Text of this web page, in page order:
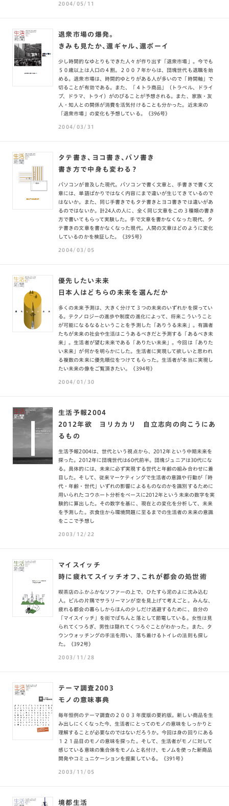
2004/05/11
退衆市場の爆発。
きみも見たか、還ギャル、還ボーイ
少し時間的なゆとりもできた人々が作り出す「退衆市場」。今でも
５０歳以上は人口の４割。２００７年からは、団塊世代も退職を始
める。退衆市場は、時間的ゆとりがある人が多いので「時間軸」で
切ることが有効である。また、「４トラ商品」（トラベル、ドライ
ブ、ドラマ、トライ）がのびることが予想される。また、家族・友
人・知人との関係が消費を活気付けることも分かった。近未来の
「退衆市場」の変化も予想している。《396号》
2004/03/31
タテ書き、ヨコ書き、パソ書き
書き方で中身も変わる？
パソコンが普及した現代。パソコンで書く文章と、手書きで書く文
章には、単語ばかりではなく内容にまで違いが生じてきているので
はないか。また、同じ手書きでもタテ書きとヨコ書きでは違いがあ
るのではないか。計24人の人に、全く同じ文章をこの３種類の書き
方で書いてもらって実験した。手で文章を書かなくなった現代、タ
テ書きの文章を書かなくなった現代。人間の文章はどのように変化
しているのかを検証した。《395号》
2004/03/05
優先したい未来
日本人はどちらの未来を選んだか
多くの未来予測は、大きく分けて３つの未来のいずれかを探ってい
る。テクノロジーの進歩や制度の進化によって、将来こういうこと
が可能になるなるということを予測した「ありうる未来」。有識者
たちが未来の社会や生活はこうあるべきだと予測する「あるべき未
来」。生活者が望む未来である「ありたい未来」。今回は「ありた
い未来」が何かを明らかにした。生活者に実現して欲しいと思われ
る複数の未来に優先順位をつけてもらった。生活者が本当に実現し
たい未来の像をご覧頂きたい。《394号》
2004/01/30
生活予報2004
2012年欲 ヨリカカリ 自立志向の向こうにあ
るもの
生活予報2004は、世代という視点から、2012年という中期未来を
探った。2012年に団塊世代は60代前半。団塊ジュニアは30代にな
る。具体的には、未来に必ず実現する世代と年齢の組み合わせに着
目した。そして、従来マーケティングで生活者の意識や行動が「時
代・年齢・世代」いずれの影響によるものなのかを識別するために
用いられたコウホート分析をベースに2012年という未来の数字を実
験的に算出した。その数字を基に、現在との変化を分析して、未来
を予測した。衣食住から環境問題に至るまでの生活者の未来の意識
をここで予想し
2003/12/22
マイスイッチ
時に疲れてスイッチオフ、これが都会の処世術
喫茶店のふかふかなソファーの上で、ひたすら泥のよに沈み込む
人。ビルの片隅でサラリーマンが空を見上げて考えごと。みんな、
疲れる都会の暮らしからほんの少しだけ逃避するために、自分の
「マイスイッチ」を街でぱちんと落として節電している。女性は見
られてくつろぎ、男性は隠れてくつろぐことがわかった。また、タ
ウンウォッチングの手法を用い、落ち着けるトイレの法則も探し
た。《392号》
2003/11/28
テーマ調査2003
モノの意味事典
毎年恒例のテーマ調査の２００３年度版の要約版。新しい商品を生
み出しにくくなった今、生活者にとってのモノの意味をしっかりと
理解することが必要なのではないだろうか。今回は身の回りにある
１２１品目のモノの意味を探った。そして、生活者がモノに対して
感じている意味の集合体をモノムと名付け、モノムを使った新商品
開発やコミュニケーションを提案している。《391号》
2003/11/05
境都生活